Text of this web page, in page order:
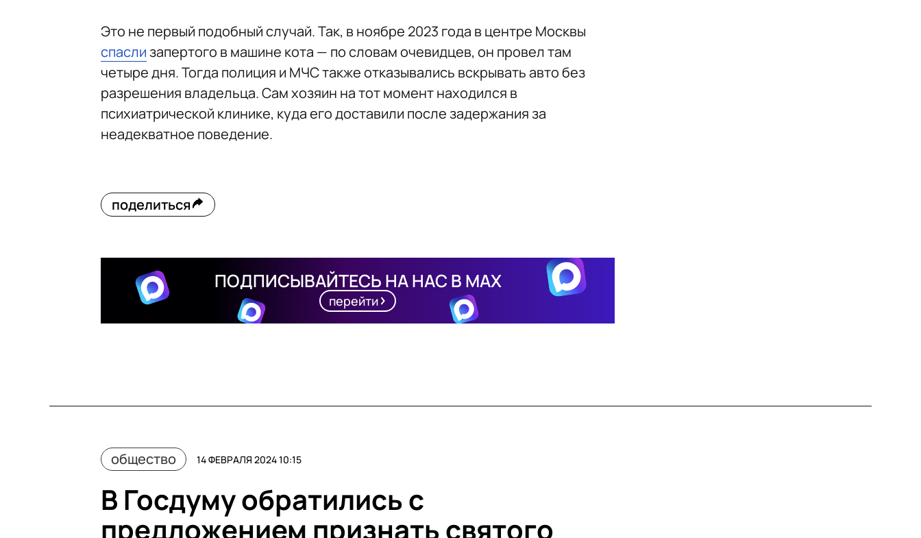
Это не первый подобный случай. Так, в ноябре 2023 года в центре Москвы
спаслизапертого в машине кота — по словам очевидцев, он провел там
четыре дня. Тогда полиция и МЧС также отказывались вскрывать авто без
разрешения владельца. Сам хозяин на тот момент находился в
психиатрической клинике, куда его доставили после задержания за
неадекватное поведение.
поделиться
ПОДПИСЫВАЙТЕСЬ НА НАС В MAX
перейти
общество 14 ФЕВРАЛЯ 2024 10:15
В Госдуму обратились с
предложением признать святого